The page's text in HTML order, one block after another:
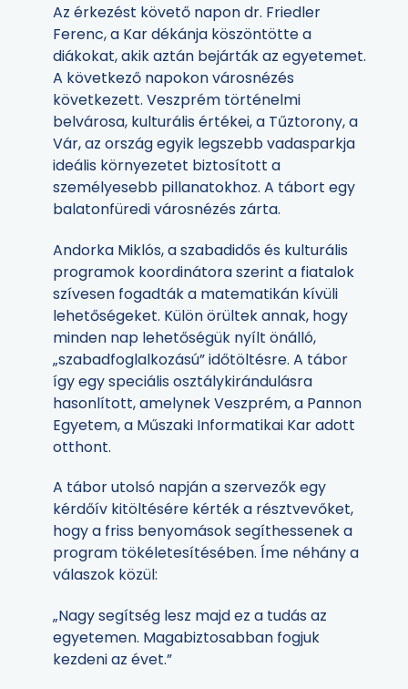
Az érkezést követő napon dr. Friedler
Ferenc, a Kar dékánja köszöntötte a
diákokat, akik aztán bejárták az egyetemet.
A következő napokon városnézés
következett. Veszprém történelmi
belvárosa, kulturális értékei, a Tűztorony, a
Vár, az ország egyik legszebb vadasparkja
ideális környezetet biztosított a
személyesebb pillanatokhoz. A tábort egy
balatonfüredi városnézés zárta.
Andorka Miklós, a szabadidős és kulturális
programok koordinátora szerint a fiatalok
szívesen fogadták a matematikán kívüli
lehetőségeket. Külön örültek annak, hogy
minden nap lehetőségük nyílt önálló,
„szabadfoglalkozású” időtöltésre. A tábor
így egy speciális osztálykirándulásra
hasonlított, amelynek Veszprém, a Pannon
Egyetem, a Műszaki Informatikai Kar adott
otthont.
A tábor utolsó napján a szervezők egy
kérdőív kitöltésére kérték a résztvevőket,
hogy a friss benyomások segíthessenek a
program tökéletesítésében. Íme néhány a
válaszok közül:
„Nagy segítség lesz majd ez a tudás az
egyetemen. Magabiztosabban fogjuk
kezdeni az évet.”